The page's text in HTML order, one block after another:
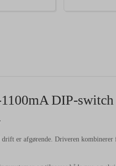
DIP-switch
er afgørende. Driveren kombinerer